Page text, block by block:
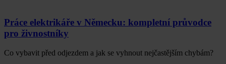
Práce elektrikáře v Německu: kompletní průvodce
pro živnostníky
Co vybavit před odjezdem a jak se vyhnout nejčastějším chybám?